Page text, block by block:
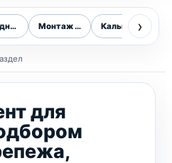
работыМонтаж фасадовКалькулятор
›
для